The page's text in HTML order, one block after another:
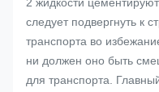
следует подвергнуть к
транспорта во
ни должен оно быть
для транспорта.